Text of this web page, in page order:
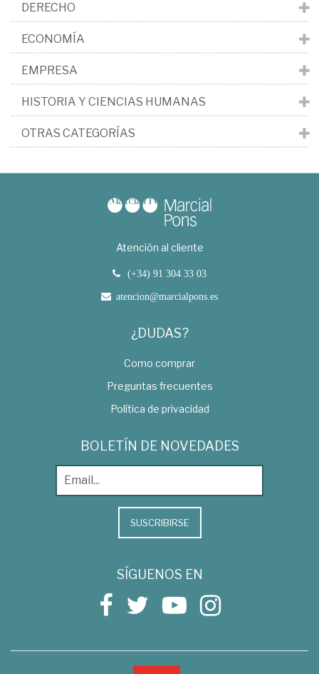
DERECHO
ECONOMÍA
EMPRESA
HISTORIA Y CIENCIAS HUMANAS
OTRAS CATEGORÍAS
Atención al cliente
(+34) 91 304 33 03
atencion@marcialpons.es
¿DUDAS?
Como comprar
Preguntas frecuentes
Política de privacidad
BOLETÍN DE NOVEDADES
SUSCRIBIRSE
SÍGUENOS EN